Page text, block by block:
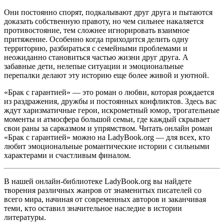
Они постоянно спорят, подкалывают друг друга и пытаются
доказать собственную правоту, но чем сильнее накаляется
противостояние, тем сложнее игнорировать взаимное
притяжение. Особенно когда приходится делить одну
территорию, разбираться с семейными проблемами и
неожиданно становиться частью жизни друг друга. А
забавные дети, нелепые ситуации и эмоциональные
перепалки делают эту историю еще более живой и уютной.
«Брак с гарантией» — это роман о любви, которая рождается
из раздражения, дружбы и постоянных конфликтов. Здесь вас
ждут харизматичные герои, искрометный юмор, трогательные
моменты и атмосфера большой семьи, где каждый скрывает
свои раны за сарказмом и упрямством. Читать онлайн роман
«Брак с гарантией» можно на LadyBook.org — для всех, кто
любит эмоциональные романтические истории с сильными
характерами и счастливым финалом.
В нашей онлайн-библиотеке LadyBook.org вы найдете
творения различных жанров от знаменитых писателей со
всего мира, начиная от современных авторов и заканчивая
теми, кто оставил значительное наследие в истории
литературы.